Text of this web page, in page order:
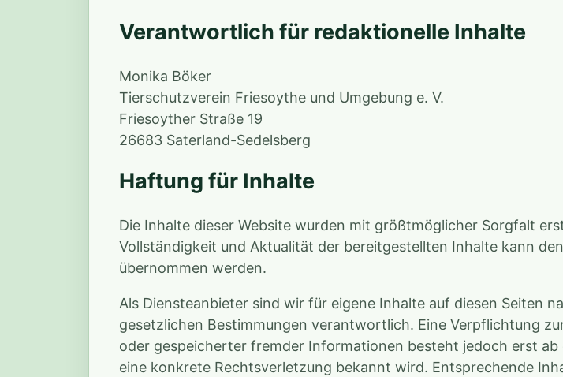
Verantwortlich für redaktionelle Inhalte
Monika Böker
Tierschutzverein Friesoythe und Umgebung e. V.
Friesoyther Straße 19
26683 Saterland-Sedelsberg
Haftung für Inhalte
Die Inhalte dieser Website wurden mit größtmöglicher Sorgfalt
Vollständigkeit und Aktualität der bereitgestellten Inhalte kann
übernommen werden.
Als Diensteanbieter sind wir für eigene Inhalte auf diesen Seiten
gesetzlichen Bestimmungen verantwortlich. Eine Verpflichtung
oder gespeicherter fremder Informationen besteht jedoch erst ab
eine konkrete Rechtsverletzung bekannt wird. Entsprechende